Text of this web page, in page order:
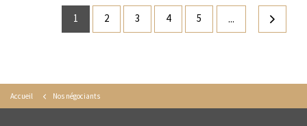
1 2 3 4 5 ...
Accueil Nos négociants